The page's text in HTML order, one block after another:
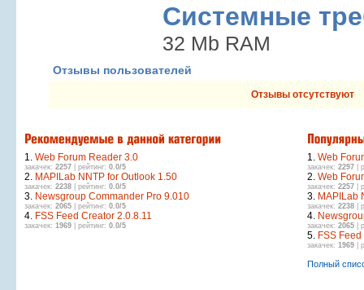
Системные
32 Mb RAM
Отзывы пользователей
Отзывы отсутствуют
1. Web Forum Reader 3.0
закачек: 2257 | рейтинг: 0.0/5
2. MAPILab NNTP for Outlook 1.50
закачек: 2238 | рейтинг: 0.0/5
3. Newsgroup Commander Pro 9.010
закачек: 2065 | рейтинг: 0.0/5
4. FSS Feed Creator 2.0.8.11
закачек: 1969 | рейтинг: 0.0/5
1. Web
закачек: 2297 |
2. Web
закачек: 2257 |
3. MAPILab
закачек: 2238 |
4.
закачек: 2065 |
5. FSS
закачек: 1969 |
Полный